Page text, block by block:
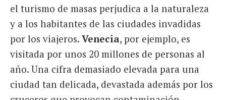
el turismo de masas perjudica a la naturaleza
y a los habitantes de las ciudades invadidas
por los viajeros. Venecia, por ejemplo, es
visitada por unos 20 millones de personas al
año. Una cifra demasiado elevada para una
ciudad tan delicada, devastada además por los